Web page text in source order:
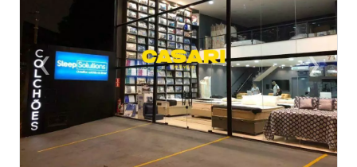
‹Previous ›Next